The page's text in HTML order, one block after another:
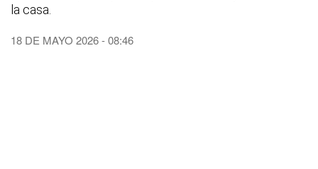
la casa.
18 DE MAYO 2026 - 08:46